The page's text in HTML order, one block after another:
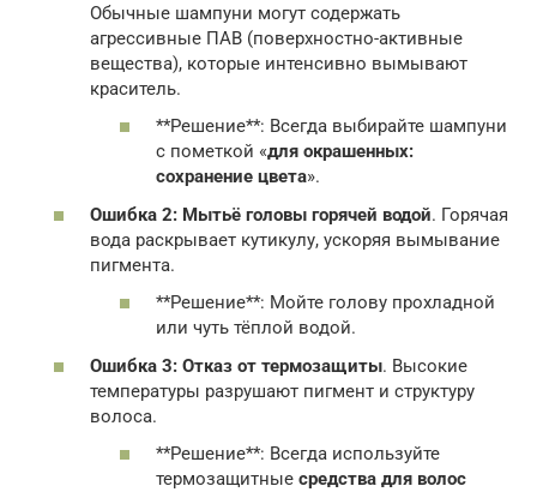
Обычные шампуни могут содержать
агрессивные ПАВ (поверхностно-активные
вещества), которые интенсивно вымывают
краситель.
**Решение**: Всегда выбирайте шампуни
с пометкой «для окрашенных:
сохранение цвета».
Ошибка 2: Мытьё головы горячей водой. Горячая
вода раскрывает кутикулу, ускоряя вымывание
пигмента.
**Решение**: Мойте голову прохладной
или чуть тёплой водой.
Ошибка 3: Отказ от термозащиты. Высокие
температуры разрушают пигмент и структуру
волоса.
**Решение**: Всегда используйте
термозащитные средства для волос